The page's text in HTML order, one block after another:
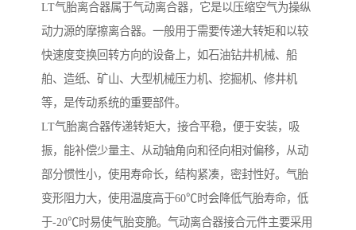
LT气胎离合器属于气动离合器，它是以压缩空气为操纵
动力源的摩擦离合器。一般用于需要传递大转矩和以较
快速度变换回转方向的设备上，如石油钻井机械、船
舶、造纸、矿山、大型机械压力机、挖掘机、修井机
等，是传动系统的重要部件。
LT气胎离合器传递转矩大，接合平稳，便于安装，吸
振，能补偿少量主、从动轴角向和径向相对偏移，从动
部分惯性小，使用寿命长，结构紧凑，密封性好。气胎
变形阻力大，使用温度高于60℃时会降低气胎寿命，低
于-20℃时易使气胎变脆。气动离合器接合元件主要采用